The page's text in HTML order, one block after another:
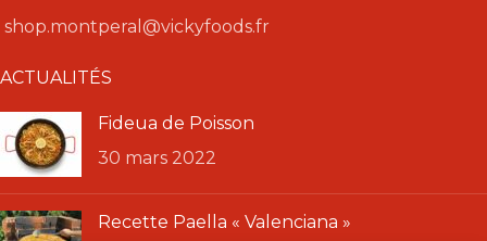
shop.montperal@vickyfoods.fr
ACTUALITÉS
Fideua de Poisson
30 mars 2022
Recette Paella « Valenciana »